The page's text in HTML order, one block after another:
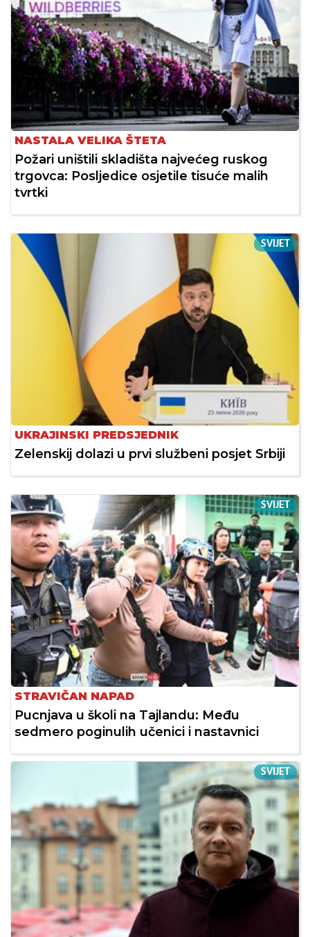
NASTALA VELIKA ŠTETA
Požari uništili skladišta najvećeg ruskog
trgovca: Posljedice osjetile tisuće malih
tvrtki
SVIJET
UKRAJINSKI PREDSJEDNIK
Zelenskij dolazi u prvi službeni posjet Srbiji
SVIJET
STRAVIČAN NAPAD
Pucnjava u školi na Tajlandu: Među
sedmero poginulih učenici i nastavnici
SVIJET